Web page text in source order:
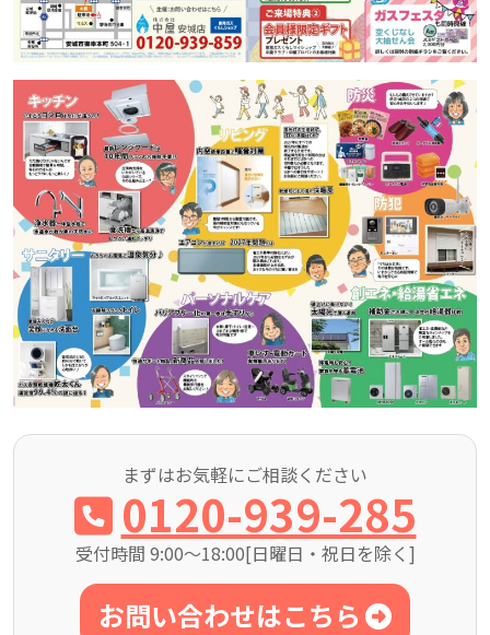
まずはお気軽にご相談ください
0120-939-285
受付時間 9:00～18:00[日曜日・祝日を除く]
お問い合わせはこちら